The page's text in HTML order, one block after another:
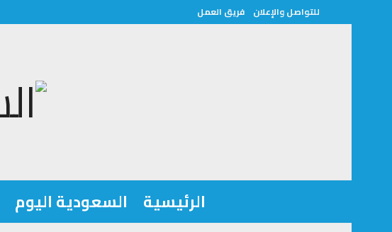
للتواصل والإعلان فريق العمل
الرئيسية السعودية اليوم